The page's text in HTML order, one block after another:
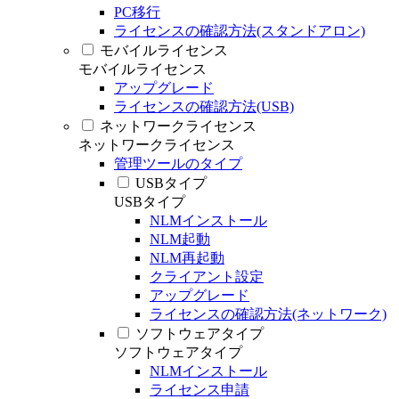
PC移行
ライセンスの確認方法(スタンドアロン)
モバイルライセンス
モバイルライセンス
アップグレード
ライセンスの確認方法(USB)
ネットワークライセンス
ネットワークライセンス
管理ツールのタイプ
USBタイプ
USBタイプ
NLMインストール
NLM起動
NLM再起動
クライアント設定
アップグレード
ライセンスの確認方法(ネットワーク)
ソフトウェアタイプ
ソフトウェアタイプ
NLMインストール
ライセンス申請